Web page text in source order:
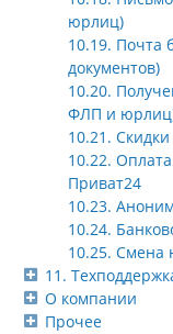
юрлиц)
10.19. Почта
документов)
10.20.
ФЛП и
10.21. Скидки
10.22.
Приват24
10.23.
10.24.
10.25. Смена
11.
О компании
Прочее